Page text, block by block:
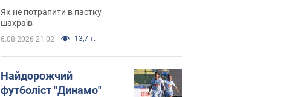
Як не потрапити в пастку
шахраїв
6.08.2026 21:02 13,7 т.
Найдорожчий
футболіст "Динамо"